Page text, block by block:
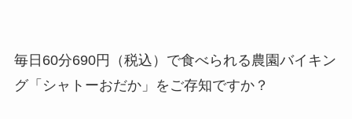
毎日60分690円（税込）で食べられる農園バイキン
グ「シャトーおだか」をご存知ですか？